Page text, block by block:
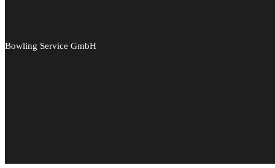
Bowling Service GmbH